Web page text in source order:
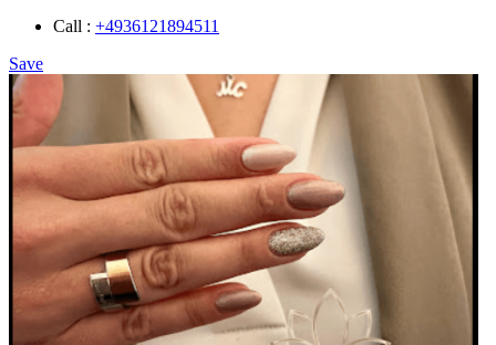
Call : +4936121894511
Save